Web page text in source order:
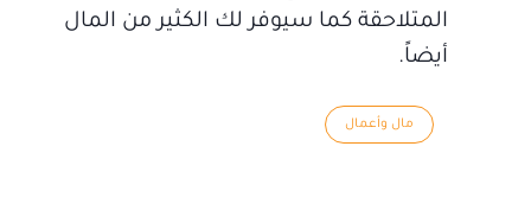
المتلاحقة كما سيوفر لك الكثير من المال
أيضاً.
مال وأعمال